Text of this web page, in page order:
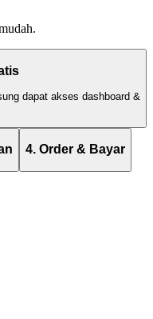
dapat akses dashboard &
4. Order & Bayar